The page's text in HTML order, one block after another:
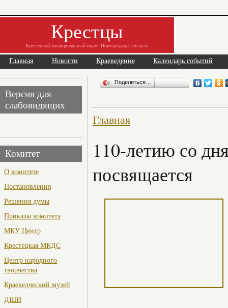
Крестцы
Крестецкий муниципальный округ Новгородская область
Главная Новости Краеведение Календарь событий
Версия для
слабовидящих
Комитет
О комитете
Постановления
Решения думы
Приказы комитета
МКУ Центр
Крестецкая МКДС
Центр народного
творчества
Краеведческий музей
ДШИ
Поделиться…
Главная
110-летию со
посвящается